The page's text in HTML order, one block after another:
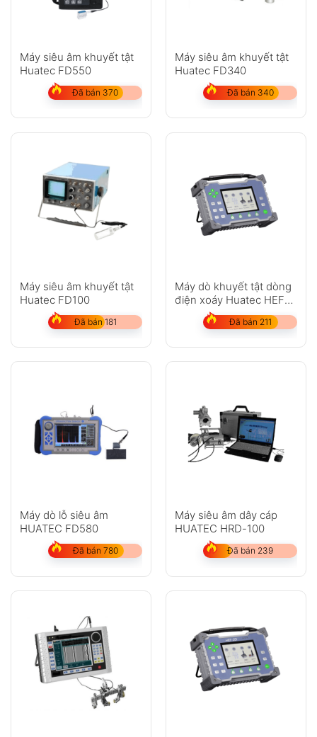
Máy siêu âm khuyết tật
Huatec FD550
Đã bán 370
Máy siêu âm khuyết tật
Huatec FD340
Đã bán 340
Máy siêu âm khuyết tật
Huatec FD100
Đã bán 181
Máy dò khuyết tật dòng
điện xoáy Huatec HEF-
Đã bán 211
Máy dò lỗ siêu âm
HUATEC FD580
Đã bán 780
Máy siêu âm dây cáp
HUATEC HRD-100
Đã bán 239